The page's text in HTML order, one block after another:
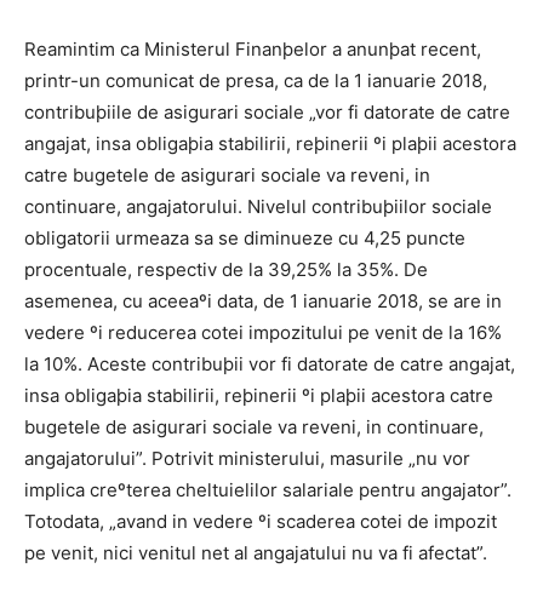
Reamintim ca Ministerul Finanþelor a anunþat recent,
printr-un comunicat de presa, ca de la 1 ianuarie 2018,
contribuþiile de asigurari sociale „vor fi datorate de catre
angajat, insa obligaþia stabilirii, reþinerii ºi plaþii acestora
catre bugetele de asigurari sociale va reveni, in
continuare, angajatorului. Nivelul contribuþiilor sociale
obligatorii urmeaza sa se diminueze cu 4,25 puncte
procentuale, respectiv de la 39,25% la 35%. De
asemenea, cu aceeaºi data, de 1 ianuarie 2018, se are in
vedere ºi reducerea cotei impozitului pe venit de la 16%
la 10%. Aceste contribuþii vor fi datorate de catre angajat,
insa obligaþia stabilirii, reþinerii ºi plaþii acestora catre
bugetele de asigurari sociale va reveni, in continuare,
angajatorului”. Potrivit ministerului, masurile „nu vor
implica creºterea cheltuielilor salariale pentru angajator”.
Totodata, „avand in vedere ºi scaderea cotei de impozit
pe venit, nici venitul net al angajatului nu va fi afectat”.